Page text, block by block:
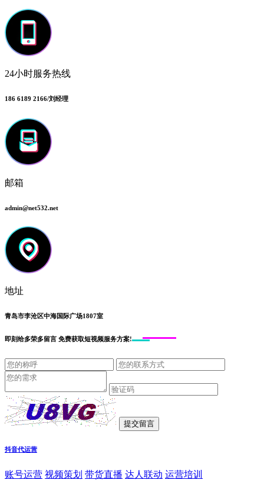
24小时服务热线
186 6189 2166/刘经理
邮箱
admin@net532.net
地址
青岛市李沧区中海国际广场1807室
即刻给多荣多留言 免费获取短视频服务方案!
抖音代运营
账号运营 视频策划 带货直播 达人联动 运营培训